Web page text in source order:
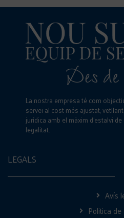
La nostra empresa té com
servei al cost més ajustat,
jurídica amb el màxim d’estalvi
legalitat.
LEGALS
Avís
Politica